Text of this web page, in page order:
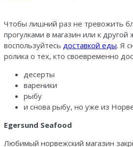
Чтобы лишний раз не тревожить
прогулками в магазин или к
воспользуйтесь доставкой еды. Я
ролика о тех, кто своевременно
десерты
вареники
рыбу
и снова рыбу, но уже из
Egersund Seafood
Любимый норвежский магазин